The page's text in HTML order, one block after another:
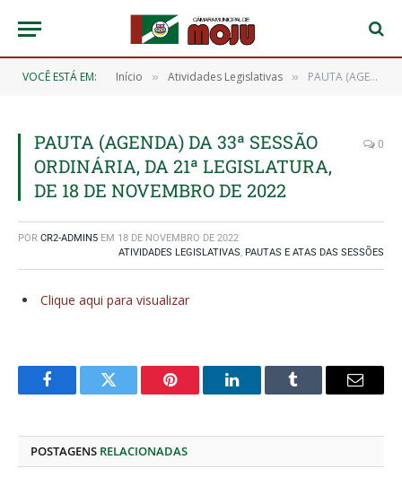
VOCÊ ESTÁ EM: Início » Atividades Legislativas » PAUTA (AGENDA) DA 33ª SESSÃO ORDINÁRIA, DA 21ª LEGISLATURA, DE 18 DE NOVEMBRO DE 2022
PAUTA (AGENDA) DA 33ª SESSÃO
ORDINÁRIA, DA 21ª LEGISLATURA,
DE 18 DE NOVEMBRO DE 2022
0
POR CR2-ADMIN5 EM 18 DE NOVEMBRO DE 2022
ATIVIDADES LEGISLATIVAS, PAUTAS E ATAS DAS SESSÕES
Clique aqui para visualizar
FacebookTwitter Pinterest O
Tumblr
E-
POSTAGENS RELACIONADAS